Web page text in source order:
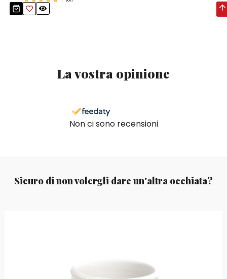
La vostra opinione
Non ci sono recensioni
Sicuro di non volergli dare un'altra occhiata?